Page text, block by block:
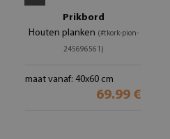
Prikbord
Houten planken (#tkork-pion-
245696561)
maat vanaf: 40x60 cm
69.99 €